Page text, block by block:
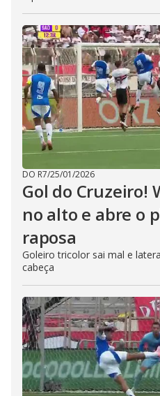
DO R7/25/01/2026
Gol do Cruzeiro!
no alto e abre o
raposa
Goleiro tricolor sai mal e
cabeça